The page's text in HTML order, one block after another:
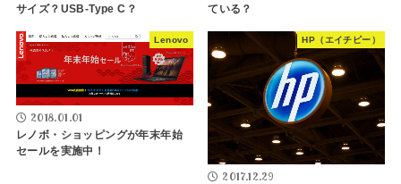
サイズ？USB-Type C？
ている？
Lenovo
2018.01.01
レノボ・ショッピングが年末年始
セールを実施中！
HP（エイチピー）
2017.12.29